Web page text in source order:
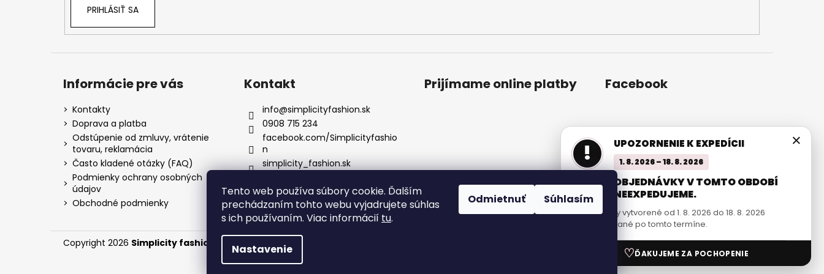
Tento web používa súbory cookie. Ďalším
prechádzaním tohto webu vyjadrujete súhlas
s ich používaním. Viac informácií tu.
Nastavenie
Odmietnuť Súhlasím
p
s
PRIHLÁSIŤ SA
Informácie pre vás
Kontakty
Doprava a platba
Odstúpenie od zmluvy, vrátenie
tovaru, reklamácia
Často kladené otázky (FAQ)
Podmienky ochrany osobných
údajov
Obchodné podmienky
Kontakt
info@simplicityfashion.sk
0908 715 234
facebook.com/Simplicityfashio
n
simplicity_fashion.sk
Prijímame online platby Facebook
Vytvoril Shoptet
Copyright 2026 Simplicity fashion . Všetky práva vyhradené.
×
! UPOZORNENIE K EXPEDÍCII
1. 8. 2026 – 18. 8. 2026
OBJEDNÁVKY V TOMTO OBDOBÍ
NEEXPEDUJEME.
Objednávky vytvorené od 1. 8. 2026 do 18. 8. 2026
budú odoslané po tomto termíne.
♡ĎAKUJEME ZA POCHOPENIE